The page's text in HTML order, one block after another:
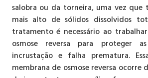
salobra ou da torneira, uma vez
mais alto de sólidos dissolvidos
tratamento é necessário ao
osmose reversa para proteger
incrustação e falha prematura.
membrana de osmose reversa ocorre